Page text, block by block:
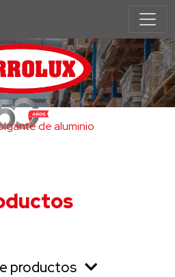
de aluminio
productos